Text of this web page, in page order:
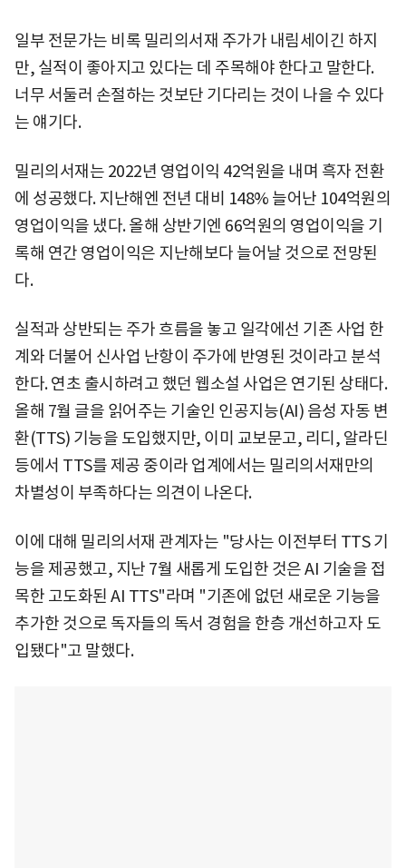
일부 전문가는 비록 밀리의서재 주가가 내림세이긴 하지
만, 실적이 좋아지고 있다는 데 주목해야 한다고 말한다.
너무 서둘러 손절하는 것보단 기다리는 것이 나을 수 있다
는 얘기다.
밀리의서재는 2022년 영업이익 42억원을 내며 흑자 전환
에 성공했다. 지난해엔 전년 대비 148% 늘어난 104억원의
영업이익을 냈다. 올해 상반기엔 66억원의 영업이익을 기
록해 연간 영업이익은 지난해보다 늘어날 것으로 전망된
다.
실적과 상반되는 주가 흐름을 놓고 일각에선 기존 사업 한
계와 더불어 신사업 난항이 주가에 반영된 것이라고 분석
한다. 연초 출시하려고 했던 웹소설 사업은 연기된 상태다.
올해 7월 글을 읽어주는 기술인 인공지능(AI) 음성 자동 변
환(TTS) 기능을 도입했지만, 이미 교보문고, 리디, 알라딘
등에서 TTS를 제공 중이라 업계에서는 밀리의서재만의
차별성이 부족하다는 의견이 나온다.
이에 대해 밀리의서재 관계자는 "당사는 이전부터 TTS 기
능을 제공했고, 지난 7월 새롭게 도입한 것은 AI 기술을 접
목한 고도화된 AI TTS"라며 "기존에 없던 새로운 기능을
추가한 것으로 독자들의 독서 경험을 한층 개선하고자 도
입됐다"고 말했다.